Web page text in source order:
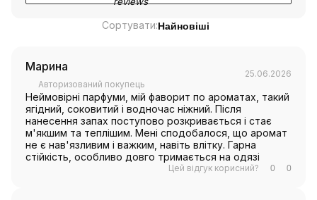
Сортувати:Найновіші
Марина
Авторизований покупець
25.06.2026
Неймовірні парфуми, мій фаворит по ароматах, такий
ягідний, соковитий і водночас ніжний. Після
нанесення запах поступово розкривається і стає
м'якшим та теплішим. Мені сподобалося, що аромат
не є нав'язливим і важким, навіть влітку. Гарна
стійкість, особливо довго тримається на одязі
Цей відгук корисний? 0 0